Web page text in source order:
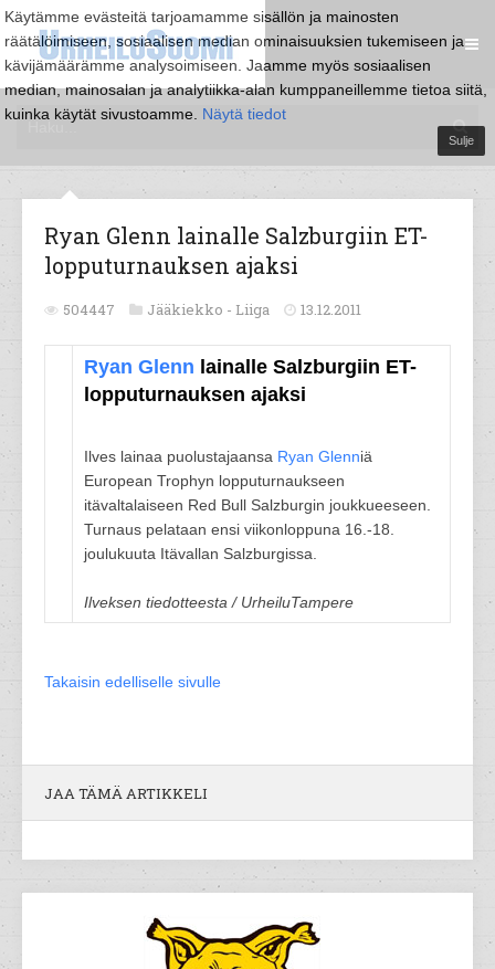
Käytämme evästeitä tarjoamamme sisällön ja mainosten
räätälöimiseen, sosiaalisen median ominaisuuksien tukemiseen ja
kävijämäärämme analysoimiseen. Jaamme myös sosiaalisen
median, mainosalan ja analytiikka-alan kumppaneillemme tietoa siitä,
kuinka käytät sivustoamme. Näytä tiedot
Sulje
Ryan Glenn lainalle Salzburgiin ET-
lopputurnauksen ajaksi
504447 Jääkiekko - Liiga 13.12.2011
Ryan Glenn lainalle Salzburgiin ET-
lopputurnauksen ajaksi
Ilves lainaa puolustajaansa Ryan Glenniä
European Trophyn lopputurnaukseen
itävaltalaiseen Red Bull Salzburgin joukkueeseen.
Turnaus pelataan ensi viikonloppuna 16.-18.
joulukuuta Itävallan Salzburgissa.
Ilveksen tiedotteesta / UrheiluTampere
Takaisin edelliselle sivulle
JAA TÄMÄ ARTIKKELI